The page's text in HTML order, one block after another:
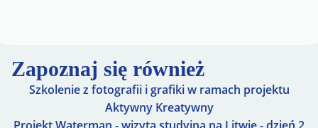
Zapoznaj się również
Szkolenie z fotografii i grafiki w ramach projektu
Aktywny Kreatywny